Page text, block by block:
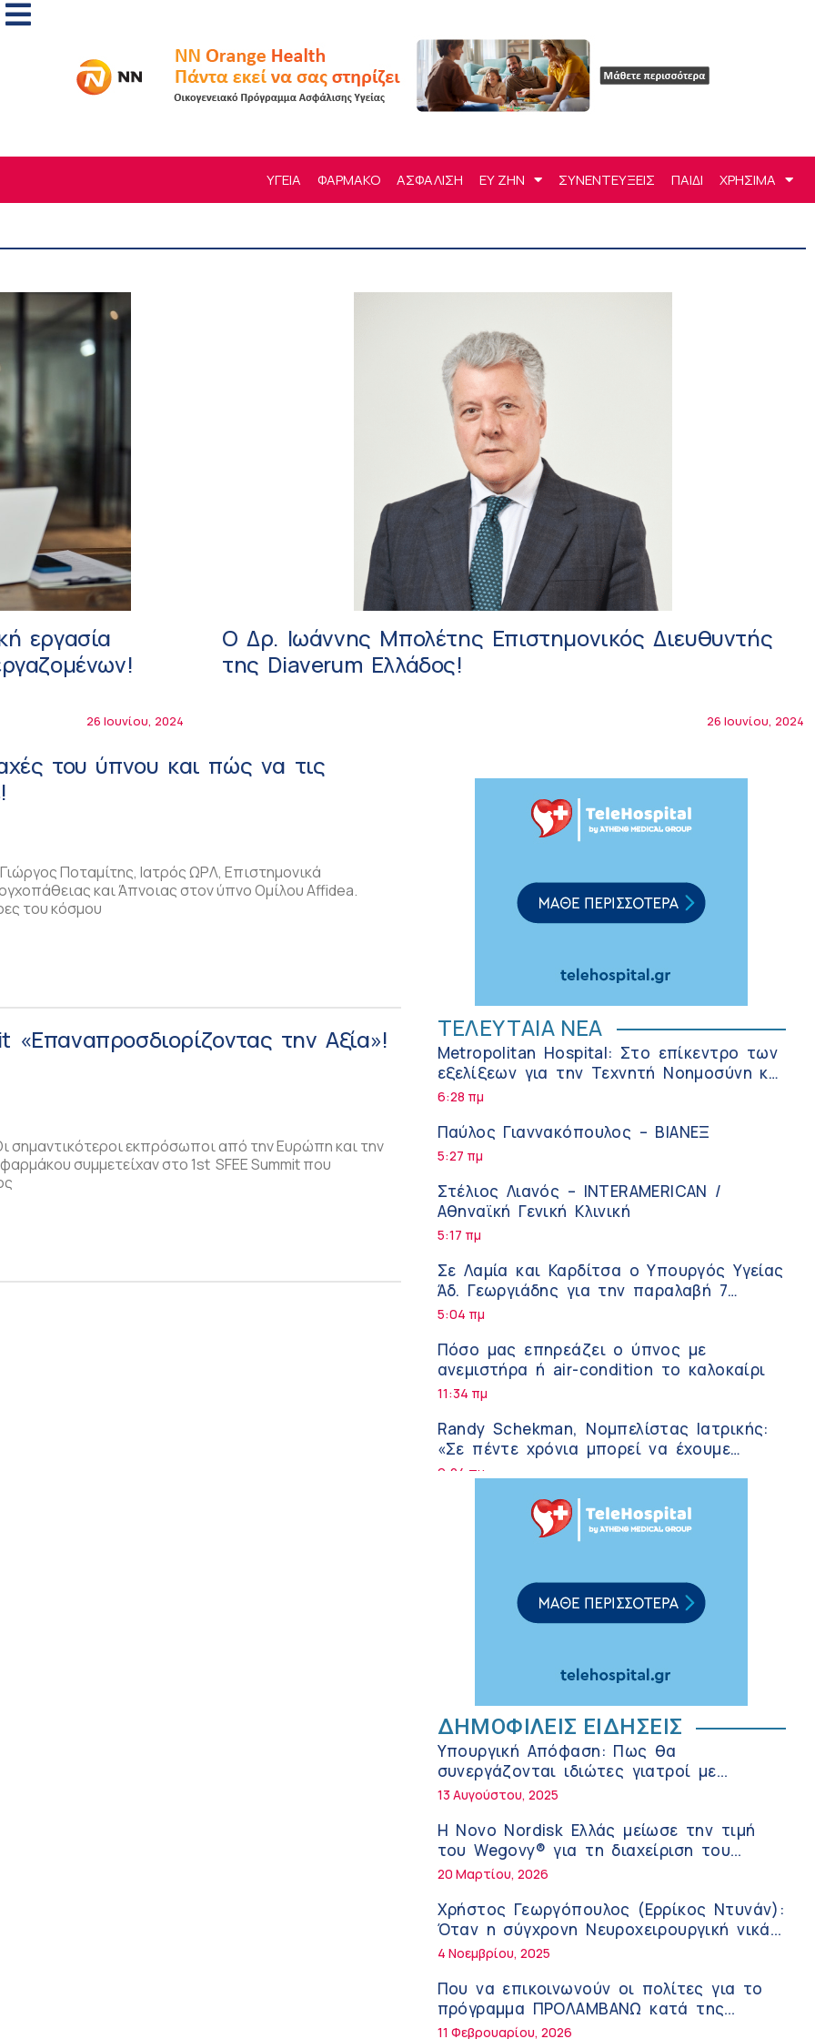
ΥΓΕΙΑ ΦΑΡΜΑΚΟ ΑΣΦΑΛΙΣΗ ΕΥ ΖΗΝ ΣΥΝΕΝΤΕΥΞΕΙΣ ΠΑΙΔΙ ΧΡΗΣΙΜΑ
εργασία
26 Ιουνίου, 2024
Ο Δρ. Ιωάννης Μπολέτης Επιστημονικός Διευθυντής
της Diaverum Ελλάδος!
26 Ιουνίου, 2024
του ύπνου και πώς να τις
Ποταμίτης, Ιατρός ΩΡΛ, Επιστημονικά
και Άπνοιας στον ύπνο Ομίλου Affidea.
του κόσμου
«Επαναπροσδιορίζοντας την Αξία»!
σημαντικότεροι εκπρόσωποι από την Ευρώπη και την
συμμετείχαν στο 1st SFEE Summit που
ΤΕΛΕΥΤΑΙΑ ΝΕΑ
Metropolitan Hospital: Στο επίκεντρο των
εξελίξεων για την Τεχνητή Νοημοσύνη και
την Ογκολογία
6:28 πμ
Παύλος Γιαννακόπουλος – ΒΙΑΝΕΞ
5:27 πμ
Στέλιος Λιανός – INTERAMERICAN /
Αθηναϊκή Γενική Κλινική
5:17 πμ
Σε Λαμία και Καρδίτσα ο Υπουργός Υγείας
Άδ. Γεωργιάδης για την παραλαβή 7
ασθενοφόρων του ΕΚΑΒ και τα εγκαίνια
5:04 πμ
Πόσο μας επηρεάζει ο ύπνος με
ανεμιστήρα ή air-condition το καλοκαίρι
11:34 πμ
Randy Schekman, Νομπελίστας Ιατρικής:
«Σε πέντε χρόνια μπορεί να έχουμε
θεραπεία που αναστέλλει την εξέλιξη
9:24 πμ
Αντώνης Βουκλαρής – «ΕΡΡΙΚΟΣ ΝΤΥΝΑΝ»
τη διάρροια των ταξιδιωτών
General): Γιατί η διατροφή πρέπει να
καθοδηγείται από κλινικό διαιτολόγο;
Ιωάννης Μπολέτης – ΩΝΑΣΕΙΟ
5:42 πμ
Μητρικός θηλασμός: Η πρώτη επένδυση
στην υγεία του παιδιού
5:37 πμ
Νικόλαος Παρασκευάς (ΥΓΕΙΑ): Τα
ψηλοτάκουνα παπούτσια εχθρός ή φίλος
των γυναικών;
10:42 πμ
Θεόδωρος Ροκκάς (Ερρίκος Ντυνάν): Η
σημασία των προβιοτικών στη θεραπεία
του συνδρόμου του ευερέθιστου εντέρου
10:21 πμ
Κωνσταντίνος Μηλεούνης (Metropolitan
ΔΗΜΟΦΙΛΕΙΣ ΕΙΔΗΣΕΙΣ
Υπουργική Απόφαση: Πως θα
συνεργάζονται ιδιώτες γιατροί με
νοσοκομεία του δημοσίου συστήματος
13 Αυγούστου, 2025
Η Novo Nordisk Ελλάς μείωσε την τιμή
του Wegovy® για τη διαχείριση του
βάρους
20 Μαρτίου, 2026
Χρήστος Γεωργόπουλος (Ερρίκος Ντυνάν):
Όταν η σύγχρονη Νευροχειρουργική νικά
το φόβο!
4 Νοεμβρίου, 2025
Που να επικοινωνούν οι πολίτες για το
πρόγραμμα ΠΡΟΛΑΜΒΑΝΩ κατά της
παχυσαρκίας
11 Φεβρουαρίου, 2026